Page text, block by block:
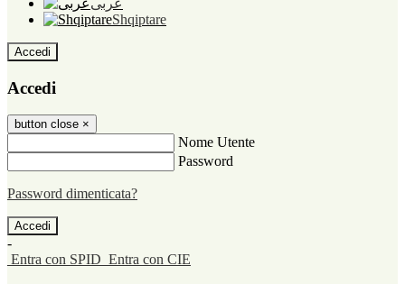
عربى
Shqiptare
Accedi
Accedi
button close ×
Nome Utente
Password
Password dimenticata?
-
Entra con SPID Entra con CIE